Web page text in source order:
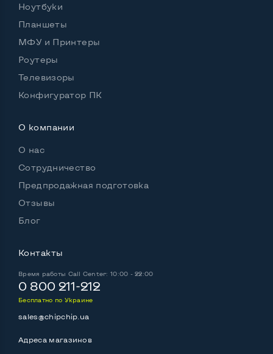
Встроенные динамики
ЦветРамка на экране серебро, корпус черный
Комплектация: Монитор, кабель питания
Ноутбуки
Планшеты
МФУ и Принтеры
Роутеры
Телевизоры
Конфигуратор ПК
О компании
О нас
Сотрудничество
Предпродажная подготовка
Отзывы
Блог
Контакты
Время работы Call Center: 10:00 - 22:00
0 800 211-212
Бесплатно по Украине
sales@chipchip.ua
Адреса магазинов